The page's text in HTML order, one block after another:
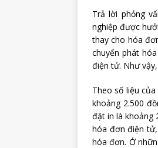
Trả lời phỏng
nghiệp được
thay cho hóa
chuyển phát
điện tử. Như
Theo số liệu
khoảng 2.500
đặt in là khoảng
hóa đơn điện
hóa đơn. Ở